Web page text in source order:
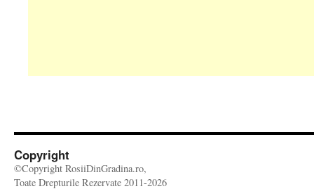
Copyright
©Copyright RosiiDinGradina.ro,
Toate Drepturile Rezervate 2011-2026